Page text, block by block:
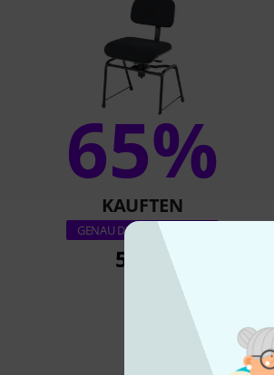
65%
KAUFTEN
GENAU DIESES PRODUKT
519 €